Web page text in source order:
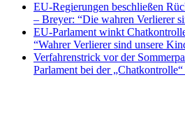
EU-Regierungen beschließen
– Breyer: “Die wahren Verlierer
EU-Parlament winkt
“Wahrer Verlierer sind unsere
Verfahrenstrick vor der
Parlament bei der